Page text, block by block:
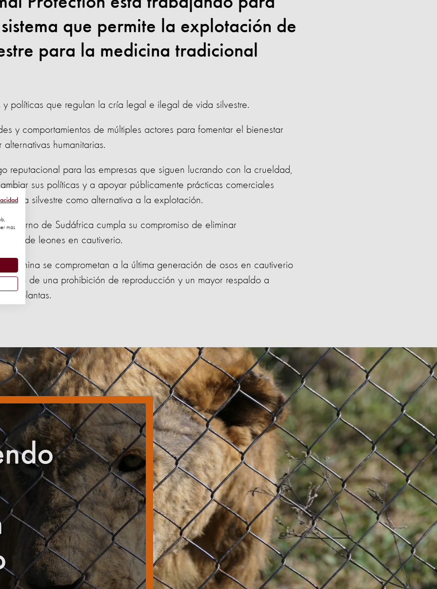
que permite la explotación de
para la medicina tradicional
y políticas que regulan la cría legal e ilegal de vida silvestre.
y comportamientos de múltiples actores para fomentar el bienestar
humanitarias.
reputacional para las empresas que siguen lucrando con la crueldad,
sus políticas y a apoyar públicamente prácticas comerciales
la vida silvestre como alternativa a la explotación.
de Sudáfrica cumpla su compromiso de eliminar
cría de leones en cautiverio.
y China se comprometan a la última generación de osos en cautiverio
de una prohibición de reproducción y un mayor respaldo a
de plantas.
más